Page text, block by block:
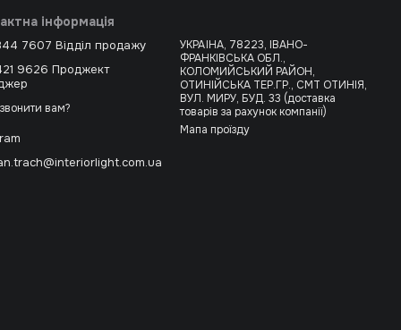
інформація
7607 Відділ продажу
9626 Проджект
вам?
УКРАЇНА, 78223, ІВАНО-
ФРАНКІВСЬКА ОБЛ.,
КОЛОМИЙСЬКИЙ РАЙОН,
ОТИНІЙСЬКА ТЕР.ГР., СМТ ОТИНІЯ,
ВУЛ. МИРУ, БУД. 33 (доставка
товарів за рахунок компанії)
Мапа проїзду